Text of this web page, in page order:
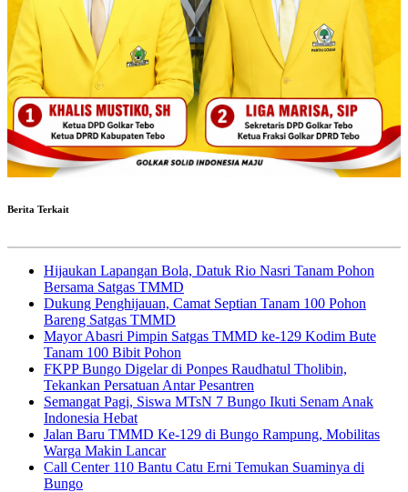
Berita Terkait
Hijaukan Lapangan Bola, Datuk Rio Nasri Tanam Pohon
Bersama Satgas TMMD
Dukung Penghijauan, Camat Septian Tanam 100 Pohon
Bareng Satgas TMMD
Mayor Abasri Pimpin Satgas TMMD ke-129 Kodim Bute
Tanam 100 Bibit Pohon
FKPP Bungo Digelar di Ponpes Raudhatul Tholibin,
Tekankan Persatuan Antar Pesantren
Semangat Pagi, Siswa MTsN 7 Bungo Ikuti Senam Anak
Indonesia Hebat
Jalan Baru TMMD Ke-129 di Bungo Rampung, Mobilitas
Warga Makin Lancar
Call Center 110 Bantu Catu Erni Temukan Suaminya di
Bungo